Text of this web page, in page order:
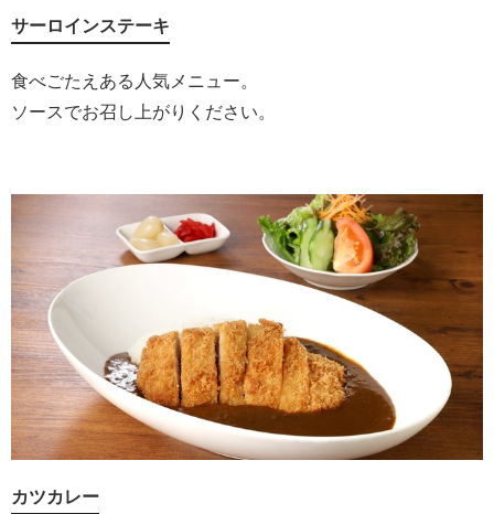
サーロインステーキ
食べごたえある人気メニュー。
ソースでお召し上がりください。
カツカレー